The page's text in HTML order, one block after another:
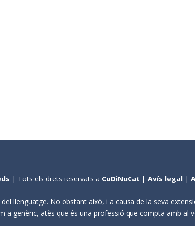
| Tots els drets reservats a CoDiNuCat |Avís legal |
llenguatge. No obstant això, i a causa de la seva
a genèric, atès que és una professió que compta amb al